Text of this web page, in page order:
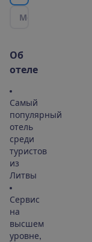
М
Об
отеле
Самый
популярный
отель
среди
туристов
из
Литвы
Сервис
на
высшем
уровне,